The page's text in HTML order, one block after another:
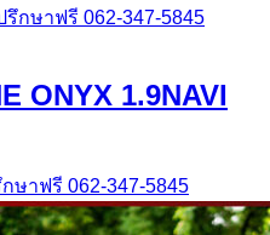
กษาฟรี 062-347-5845
ONYX 1.9NAVI
ษาฟรี 062-347-5845